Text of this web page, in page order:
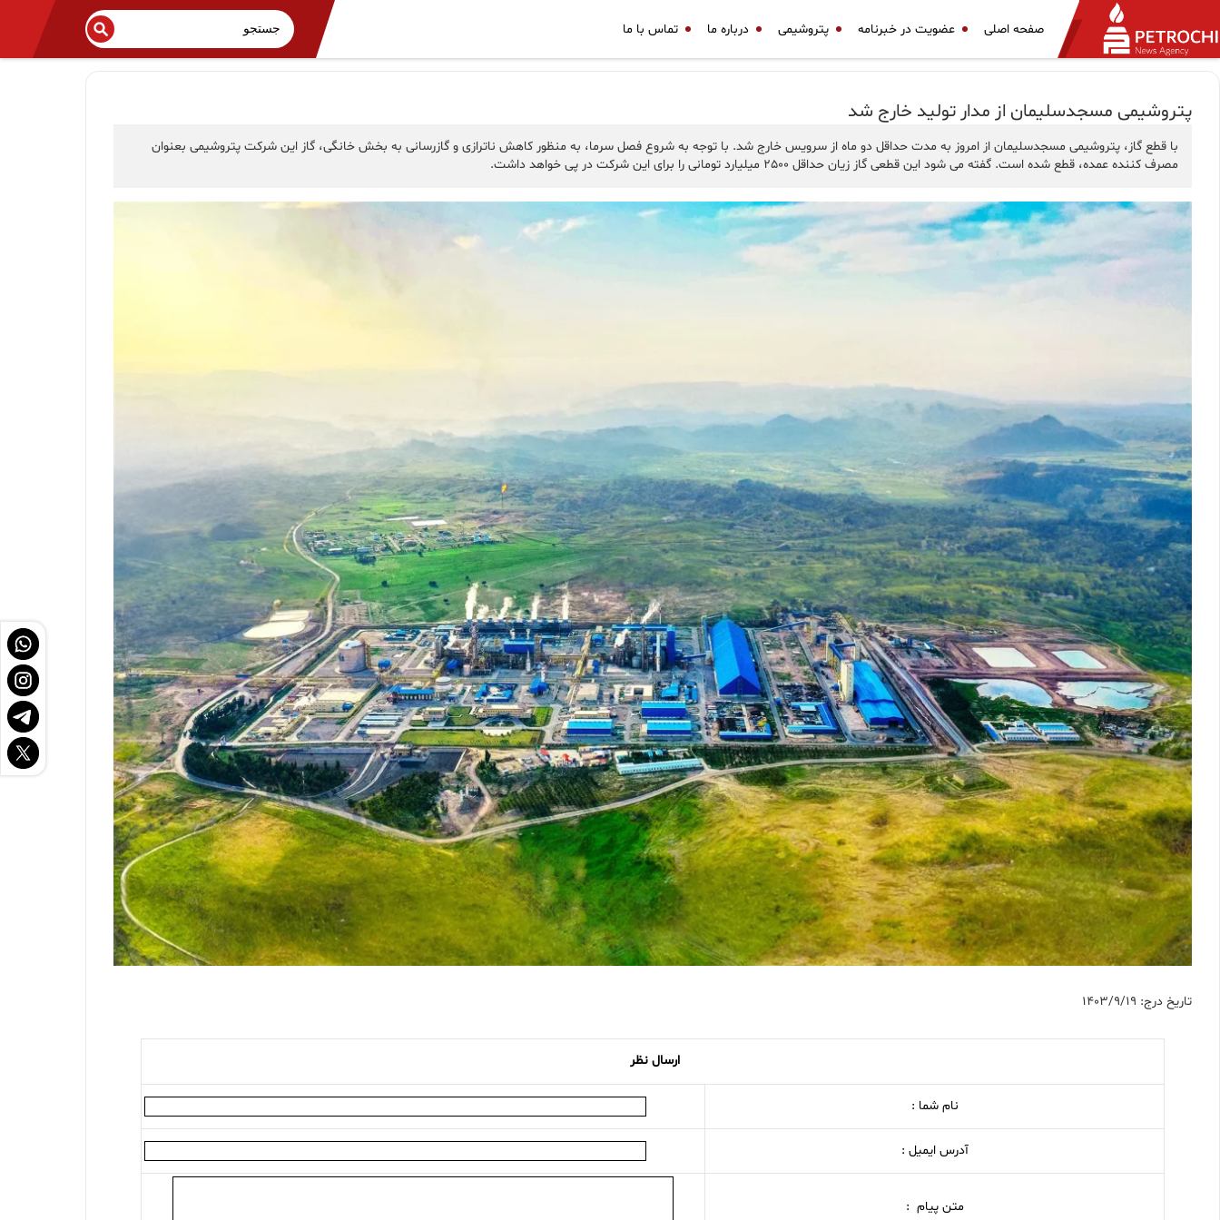
صفحه اصلی عضویت در خبرنامه پتروشیمی درباره ما تماس با ما
پتروشیمی مسجدسلیمان از مدار تولید خارج شد
با قطع گاز، پتروشیمی مسجدسلیمان از امروز به مدت حداقل دو ماه از سرویس خارج شد. با توجه به شروع فصل سرما، به منظور کاهش ناترازی و گازرسانی به بخش خانگی، گاز این شرکت پتروشیمی بعنوان
مصرف کننده عمده، قطع شده است. گفته می شود این قطعی گاز زیان حداقل 2500 میلیارد تومانی را برای این شرکت در پی خواهد داشت.
تاریخ درج: 1403/9/19
ارسال نظر
نام شما :
آدرس ایمیل :
متن پیام :